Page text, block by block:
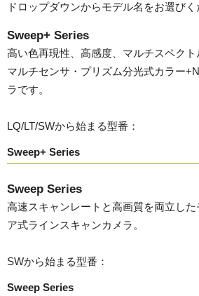
ドロップダウンからモデル名をお選びく
Sweep+ Series
高い色再現性、高感度、マルチスペク
マルチセンサ・プリズム分光式カラー
ラです。
LQ/LT/SWから始まる型番：
Sweep+ Series
Sweep Series
高速スキャンレートと高画質を両立し
ア式ラインスキャンカメラ。
SWから始まる型番：
Sweep Series